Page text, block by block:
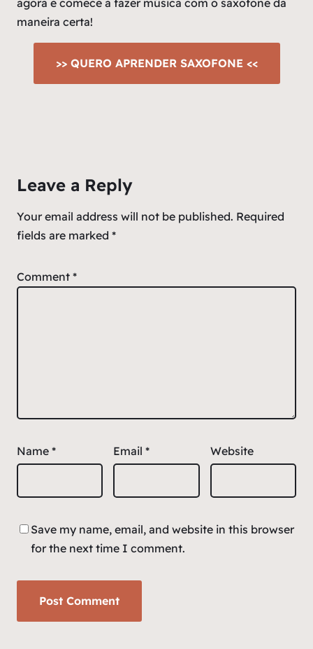
agora e comece a fazer música com o saxofone da
maneira certa!
>> QUERO APRENDER SAXOFONE <<
Leave a Reply
Your email address will not be published. Required
fields are marked *
Comment *
Name * Email* Website
Save my name, email, and website in this browser
for the next time I comment.